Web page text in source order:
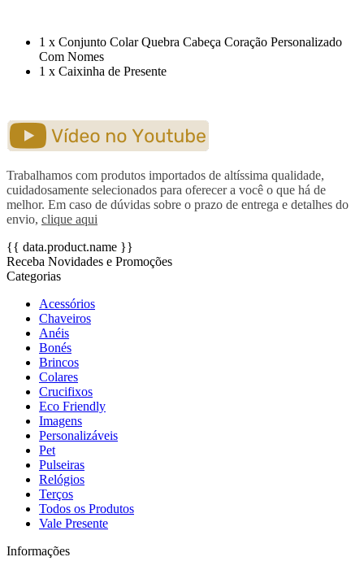
1 x Conjunto Colar Quebra Cabeça Coração Personalizado
Com Nomes
1 x Caixinha de Presente
Trabalhamos com produtos importados de altíssima qualidade,
cuidadosamente selecionados para oferecer a você o que há de
melhor. Em caso de dúvidas sobre o prazo de entrega e detalhes do
envio, clique aqui
{{ data.product.name }}
Receba Novidades e Promoções
Categorias
Acessórios
Chaveiros
Anéis
Bonés
Brincos
Colares
Crucifixos
Eco Friendly
Imagens
Personalizáveis
Pet
Pulseiras
Relógios
Terços
Todos os Produtos
Vale Presente
Informações